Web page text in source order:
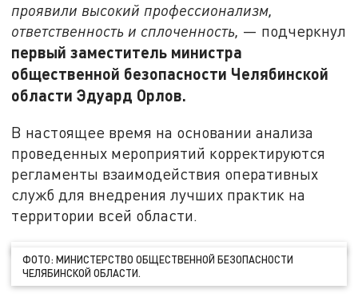
проявили высокий профессионализм,
ответственность и сплоченность, — подчеркнул
первый заместитель министра
общественной безопасности Челябинской
области Эдуард Орлов.
В настоящее время на основании анализа
проведенных мероприятий корректируются
регламенты взаимодействия оперативных
служб для внедрения лучших практик на
территории всей области.
ФОТО: МИНИСТЕРСТВО ОБЩЕСТВЕННОЙ БЕЗОПАСНОСТИ
ЧЕЛЯБИНСКОЙ ОБЛАСТИ.